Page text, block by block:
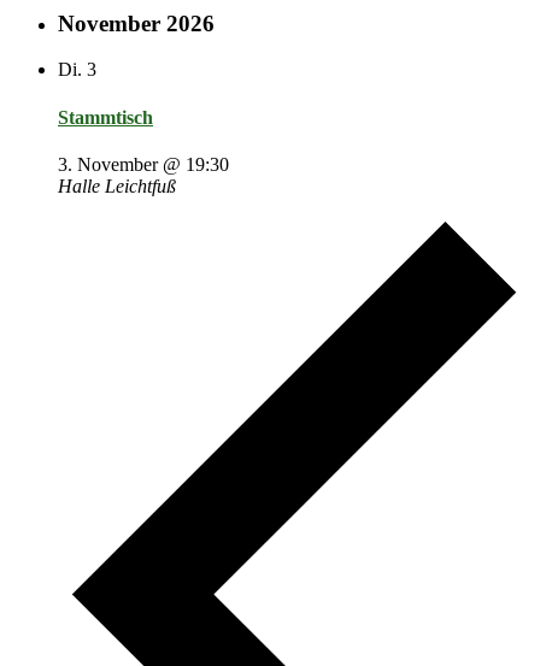
November 2026
Di. 3
Stammtisch
3. November @ 19:30
Halle Leichtfuß